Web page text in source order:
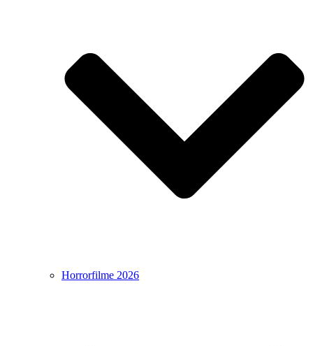
Horrorfilme 2026